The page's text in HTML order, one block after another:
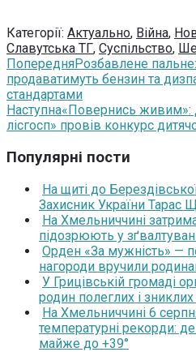
Категорії: Актуально, Війна,
Славутська ТГ, Суспільство,
ПопередняРозбавлене
продаватимуть бензин та
стандартами
Наступна«Повернись живим»:
лісгосп» провів конкурс
Популярні пости
На щиті до
Захисник України Тарас
На Хмельниччині
підозрюють у
Орден «За мужність» —
нагороди вручили
У Грицівській громаді
родин полеглих і зниклих
На Хмельниччині 6
температурні рекорди:
майже до +39°